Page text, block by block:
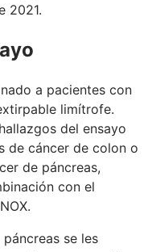
2021.
a pacientes con
limítrofe.
del ensayo
de cáncer de colon o
de páncreas,
con el
se les